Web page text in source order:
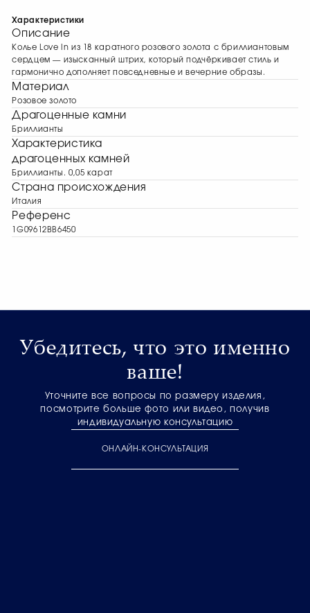
Характеристики
Описание
Колье Love In из 18 каратного розового золота с бриллиантовым
сердцем — изысканный штрих, который подчёркивает стиль и
гармонично дополняет повседневные и вечерние образы.
Материал
Розовое золото
Драгоценные камни
Бриллианты
Характеристика
драгоценных камней
Бриллианты. 0,05 карат
Страна происхождения
Италия
Референс
1G09612BB6450
Убедитесь, что это именно
ваше!
Уточните все вопросы по размеру изделия,
посмотрите больше фото или видео, получив
индивидуальную консультацию
ОНЛАЙН-КОНСУЛЬТАЦИЯ